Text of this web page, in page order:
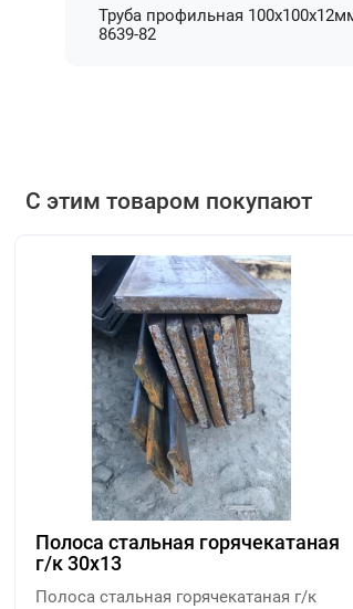
Труба профильная
8639-82
С этим товаром покупают
Полоса стальная горячекатаная
г/к 30х13
Полоса стальная горячекатаная г/к